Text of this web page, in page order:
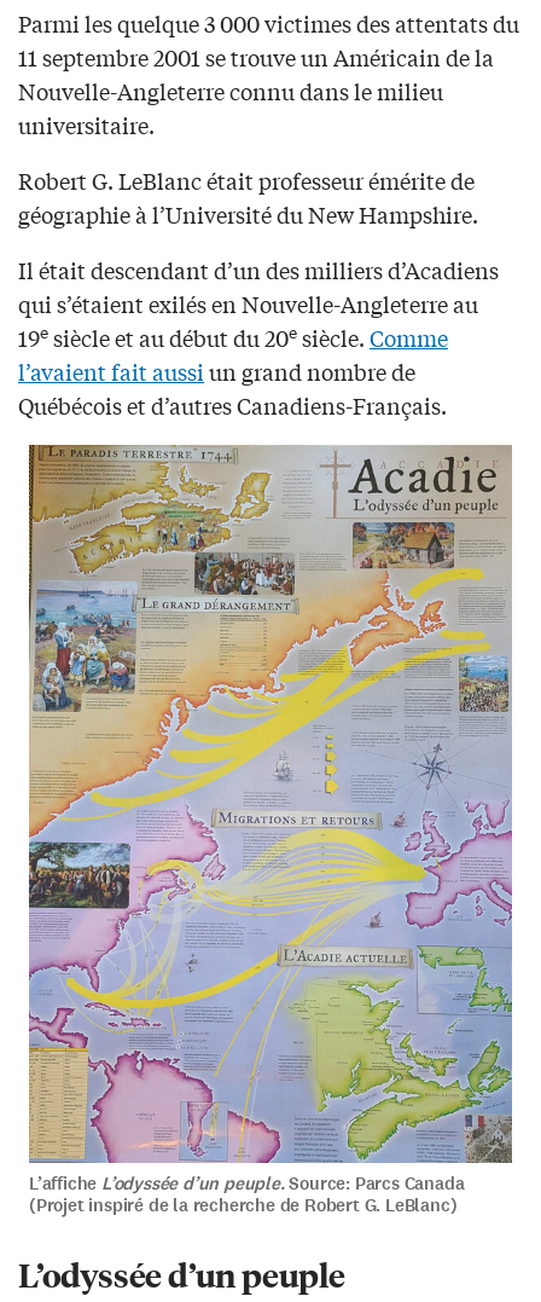
Parmi les quelque 3 000 victimes des attentats du
11 septembre 2001 se trouve un Américain de la
Nouvelle-Angleterre connu dans le milieu
universitaire.
Robert G. LeBlanc était professeur émérite de
géographie à l’Université du New Hampshire.
Il était descendant d’un des milliers d’Acadiens
qui s’étaient exilés en Nouvelle-Angleterre au
19e siècle et au début du 20e siècle.Comme
l’avaient fait aussiun grand nombre de
Québécois et d’autres Canadiens-Français.
L’affiche L’odyssée d’un peuple.Source: Parcs Canada
(Projet inspiré de la recherche de Robert G. LeBlanc)
L’odyssée d’un peuple